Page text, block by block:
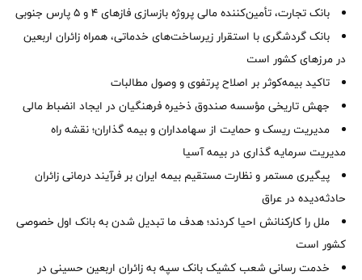
بانک تجارت، تأمین‌کننده مالی پروژه بازسازی فازهای ۴ و ۵ پارس جنوبی
بانک گردشگری با استقرار زیرساخت‌های خدماتی، همراه زائران اربعین
در مرزهای کشور است
تاکید بیمه‌کوثر بر اصلاح پرتفوی و وصول مطالبات ‌
جهش تاریخی مؤسسه صندوق ذخیره فرهنگیان در ایجاد انضباط مالی
مدیریت ریسک و حمایت از سهامداران و بیمه گذاران؛ نقشه راه
مدیریت سرمایه گذاری در بیمه آسیا
پیگیری مستمر و نظارت مستقیم بیمه ایران بر فرآیند درمانی زائران
حادثه‌دیده در عراق
ملل را کارکنانش احیا کردند؛ هدف ما تبدیل شدن به بانک اول خصوصی
کشور است
خدمت رسانی شعب کشیک بانک سپه به زائران اربعین حسینی در